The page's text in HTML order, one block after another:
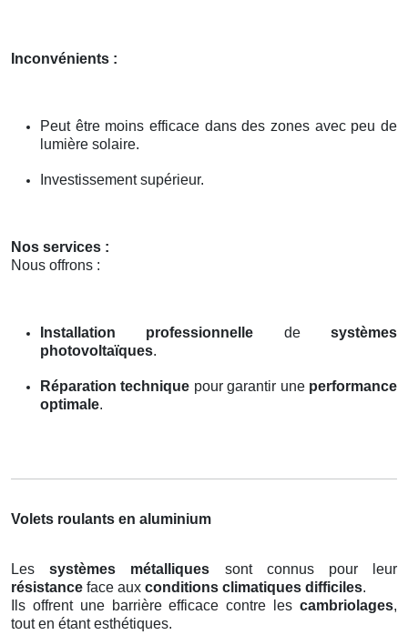
Inconvénients :
Peut être moins efficace dans des zones avec peu de
lumière solaire.
Investissement supérieur.
Nos services :
Nous offrons :
Installation professionnelle desystèmes
photovoltaïques.
Réparation technique pour garantir une performance
optimale.
Volets roulants en aluminium
Lessystèmes métalliques sont connus pour leur
résistance face aux conditions climatiques difficiles.
Ils offrent une barrière efficace contre les cambriolages,
tout en étant esthétiques.